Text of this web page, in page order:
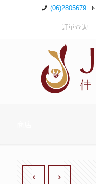
(06)2805679
訂單查詢